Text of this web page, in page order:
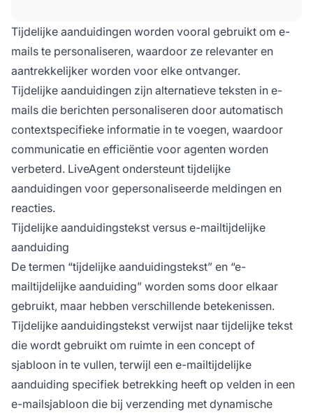
bijvoorbeeld een e-mailconcept gebruikt dat
een tijdelijke aanduiding 'hallo' bevat, wordt de
tijdelijke aanduiding automatisch vervangen
door de antwoorddatum of de naam van de
medewerker.
Tijdelijke aanduidingen worden vooral gebruikt om e-
mails te personaliseren, waardoor ze relevanter en
aantrekkelijker worden voor elke ontvanger.
Tijdelijke aanduidingen zijn alternatieve teksten in e-
mails die berichten personaliseren door automatisch
contextspecifieke informatie in te voegen, waardoor
communicatie en efficiëntie voor agenten worden
verbeterd. LiveAgent ondersteunt tijdelijke
aanduidingen voor gepersonaliseerde meldingen en
reacties.
Tijdelijke aanduidingstekst versus e-mailtijdelijke
aanduiding
De termen “tijdelijke aanduidingstekst” en “e-
mailtijdelijke aanduiding” worden soms door elkaar
gebruikt, maar hebben verschillende betekenissen.
Tijdelijke aanduidingstekst verwijst naar tijdelijke tekst
die wordt gebruikt om ruimte in een concept of
sjabloon in te vullen, terwijl een e-mailtijdelijke
aanduiding specifiek betrekking heeft op velden in een
e-mailsjabloon die bij verzending met dynamische